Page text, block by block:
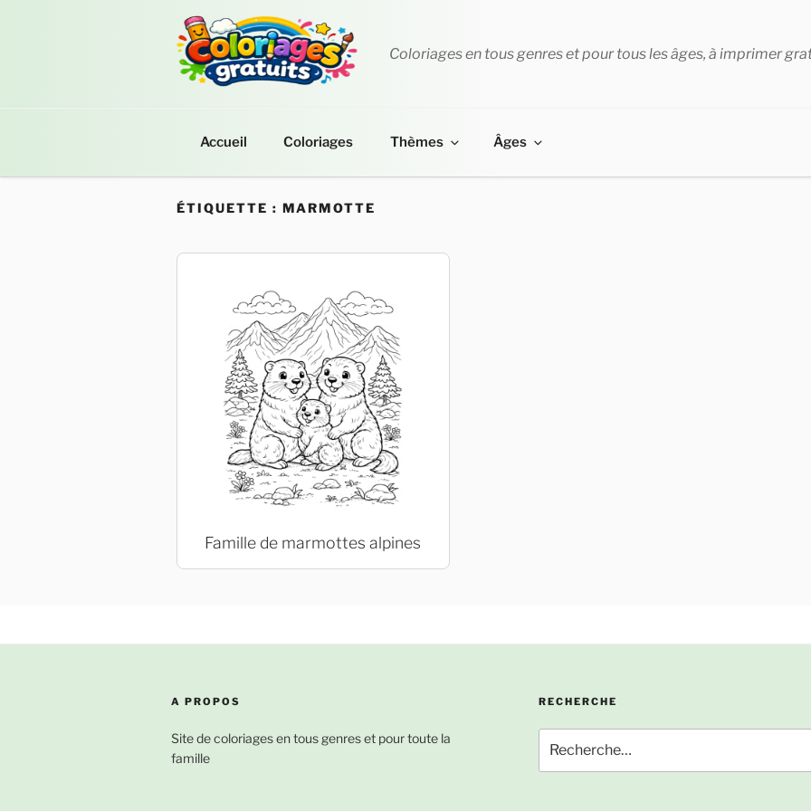
Coloriages en tous genres et pour tous les âges, à imprimer
Accueil Coloriages Thèmes Âges
ÉTIQUETTE : MARMOTTE
Famille de marmottes alpines
A PROPOS
Site de coloriages en tous genres et pour toute la
famille
RECHERCHE
pour
: